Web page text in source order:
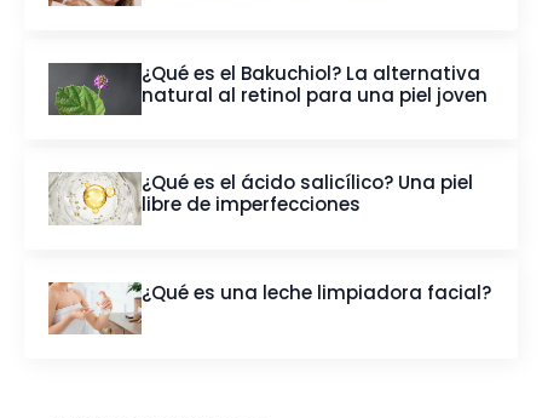
¿Qué es el Bakuchiol? La alternativa
natural al retinol para una piel joven
¿Qué es el ácido salicílico? Una piel
libre de imperfecciones
¿Qué es una leche limpiadora facial?